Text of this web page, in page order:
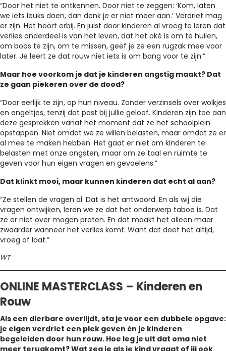
“Door het niet te ontkennen. Door niet te zeggen: ‘Kom, laten
we iets leuks doen, dan denk je er niet meer aan.’ Verdriet mag
er zijn. Het hoort erbij. En juist door kinderen al vroeg te leren dat
verlies onderdeel is van het leven, dat het oké is om te huilen,
om boos te zijn, om te missen, geef je ze een rugzak mee voor
later. Je leert ze dat rouw niet iets is om bang voor te zijn.”
Maar hoe voorkom je dat je kinderen angstig maakt? Dat
ze gaan piekeren over de dood?
“Door eerlijk te zijn, op hun niveau. Zonder verzinsels over wolkjes
en engeltjes, tenzij dat past bij jullie geloof. Kinderen zijn toe aan
deze gesprekken vanaf het moment dat ze het schoolplein
opstappen. Niet omdat we ze willen belasten, maar omdat ze er
al mee te maken hebben. Het gaat er niet om kinderen te
belasten met onze angsten, maar om ze taal en ruimte te
geven voor hun eigen vragen en gevoelens.”
Dat klinkt mooi, maar kunnen kinderen dat echt al aan?
“Ze stellen de vragen al. Dat is het antwoord. En als wij die
vragen ontwijken, leren we ze dat het onderwerp taboe is. Dat
ze er niet over mogen praten. En dat maakt het alleen maar
zwaarder wanneer het verlies komt. Want dat doet het altijd,
vroeg of laat.”
WT
ONLINE MASTERCLASS – Kinderen en
Rouw
Als een dierbare overlijdt, sta je voor een dubbele opgave:
je eigen verdriet een plek geven én je kinderen
begeleiden door hun rouw. Hoe leg je uit dat oma niet
meer terugkomt? Wat zeg je als je kind vraagt of jij ook